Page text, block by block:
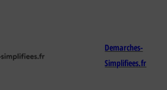
Demarches-
Simplifiees.fr